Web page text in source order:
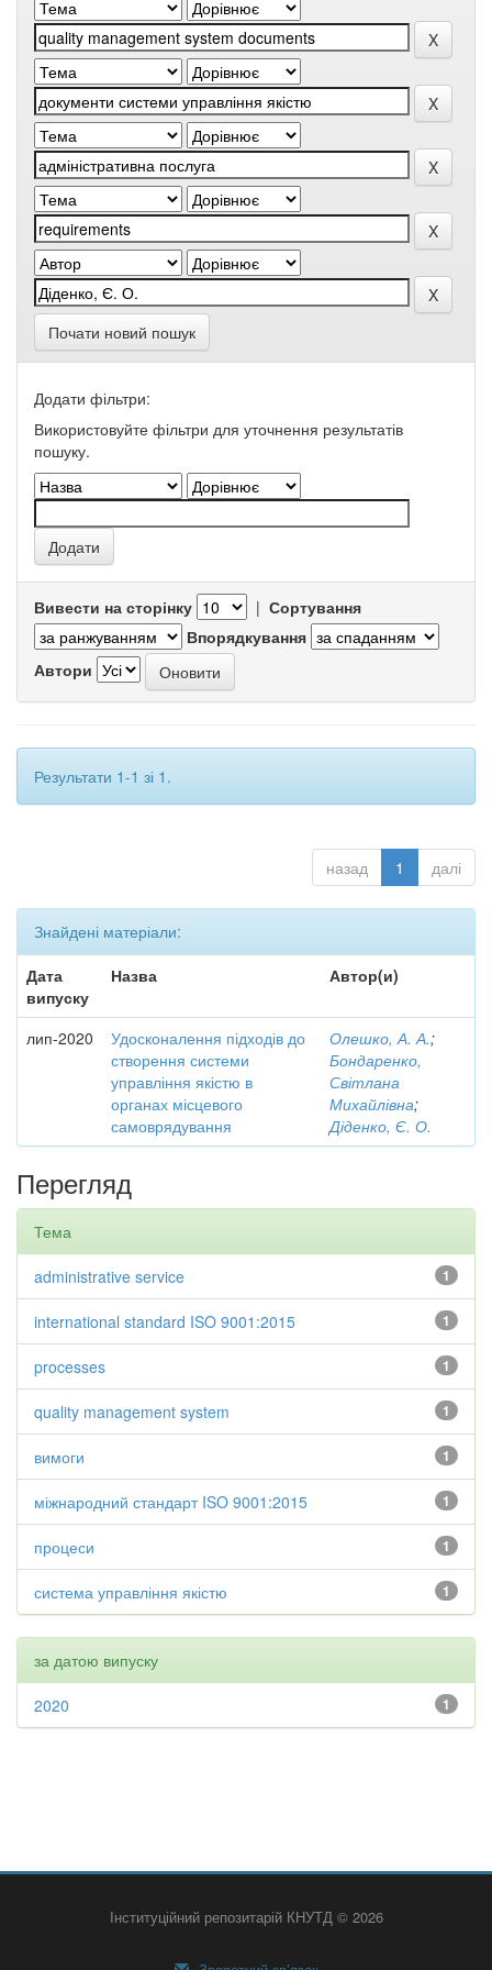
Почати новий пошук
Додати фільтри:
Використовуйте фільтри для уточнення результатів
пошуку.
Вивести на сторінку | Сортування
Впорядкування
Автори
Результати 1-1 зі 1.
назад 1 далі
Знайдені матеріали:
Дата
випуску
Назва Автор(и)
лип-2020
Удосконалення підходів до
створення системи
управління якістю в
органах місцевого
самоврядування
Олешко, А. А.;
Бондаренко,
Світлана
Михайлівна;
Діденко, Є. О.
Перегляд
Тема
1
administrative service
1
international standard ISO 9001:2015
1
processes
1
quality management system
1
вимоги
1
міжнародний стандарт ISO 9001:2015
1
процеси
1
система управління якістю
за датою випуску
1
2020
Інституційний репозитарій КНУТД © 2026